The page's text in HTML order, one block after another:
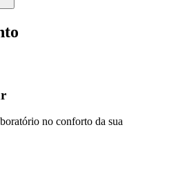
no conforto da sua